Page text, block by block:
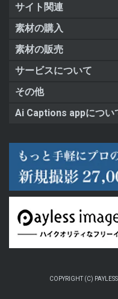
サイト関連
素材の購入
素材の販売
サービスについて
その他
Ai Captions appについ
COPYRIGHT (C)